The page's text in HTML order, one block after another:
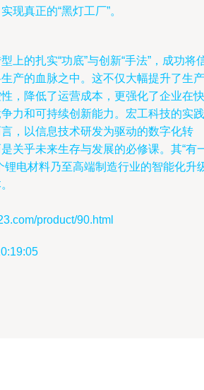
现真正的“黑灯工厂”。
上的扎实“功底”与创新“手法”，成功将
产的血脉之中。这不仅大幅提升了生产
，降低了运营成本，更强化了企业在快
力和可持续创新能力。宏工科技的实践
，以信息技术研发为驱动的数字化转
关乎未来生存与发展的必修课。其“有
锂电材料乃至高端制造行业的智能化升
product/90.html